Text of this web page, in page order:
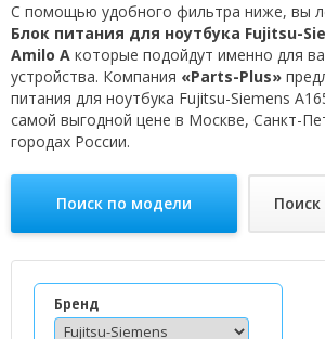
С помощью удобного фильтра ниже, вы
Блок питания для ноутбука Fujitsu-
Amilo A которые подойдут именно для
устройства. Компания «Parts-Plus»
питания для ноутбука Fujitsu-Siemens
самой выгодной цене в Москве, Санкт-
городах России.
Поиск по модели
Бренд